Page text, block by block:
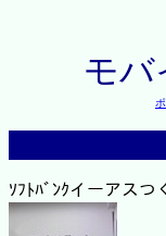
モバ
ｿﾌﾄﾊﾞﾝｸイーアスつ